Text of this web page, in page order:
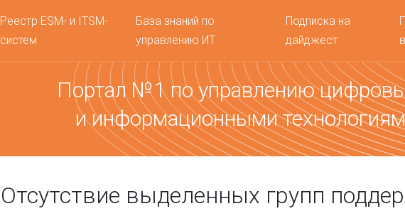
Реестр ESM- и ITSM-
систем
База знаний по
управлению ИТ
Подписка на
дайджест
Портал №1 по управлению
и информационными
Отсутствие выделенных групп